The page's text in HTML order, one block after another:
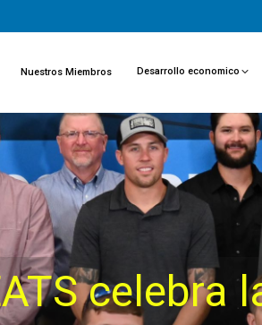
Nuestros Miembros Desarrollo economico
celebra